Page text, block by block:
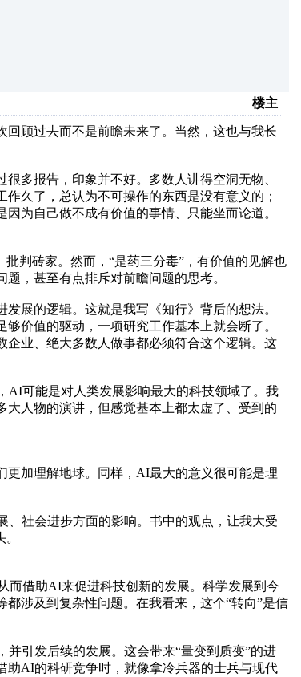
楼主
顾过去而不是前瞻未来了。当然，这也与我长
多报告，印象并不好。多数人讲得空洞无物、
久了，总认为不可操作的东西是没有意义的；
为自己做不成有价值的事情、只能坐而论道。
判砖家。然而，“是药三分毒”，有价值的见解也
，甚至有点排斥对前瞻问题的思考。
展的逻辑。这就是我写《知行》背后的想法。
价值的驱动，一项研究工作基本上就会断了。
业、绝大多数人做事都必须符合这个逻辑。这
AI可能是对人类发展影响最大的科技领域了。我
人物的演讲，但感觉基本上都太虚了、受到的
加理解地球。同样，AI最大的意义很可能是理
社会进步方面的影响。书中的观点，让我大受
而借助AI来促进科技创新的发展。科学发展到今
涉及到复杂性问题。在我看来，这个“转向”是信
引发后续的发展。这会带来“量变到质变”的进
助AI的科研竞争时，就像拿冷兵器的士兵与现代